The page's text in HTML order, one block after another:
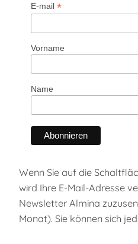
E-mail *
Vorname
Name
Wenn Sie auf die
wird Ihre E-Mail-Adresse
Newsletter Almina
Monat). Sie können sich